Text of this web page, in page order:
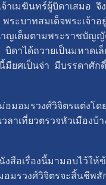
าเมฆินทร์ผู้บิดาเสมอ
ระบาทสมเด็จพระเจ้
ญเต็มตามพระราชบัญ
าได้ถวายเป็นมหาดเ
ยศเป็นจ่า มีบรรดาศัก
รวงศ์วิจิตรแต่งโดยอ
ลาเที่ยวตรวจหัวเมือ
เรื่องนี้มามอบไว้ให้ข้
มรวงศ์วิจิตรจะสิ้นชีพ